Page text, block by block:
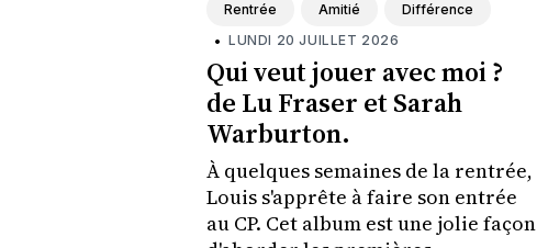
Rentrée Amitié Différence
• LUNDI 20 JUILLET 2026
Qui veut jouer avec moi ?
de Lu Fraser et Sarah
Warburton.
À quelques semaines de la rentrée,
Louis s'apprête à faire son entrée
au CP. Cet album est une jolie façon